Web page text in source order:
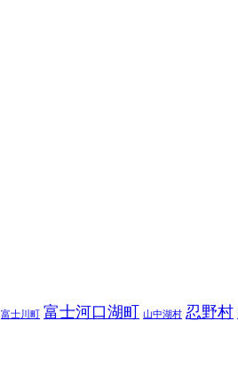
富士川町 富士河口湖町 山中湖村 忍野村